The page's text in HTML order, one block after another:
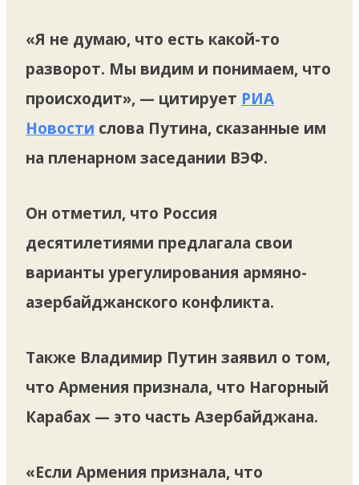
«Я не думаю, что есть какой-то
разворот. Мы видим и понимаем, что
происходит», — цитирует РИА
Новости слова Путина, сказанные им
на пленарном заседании ВЭФ.
Он отметил, что Россия
десятилетиями предлагала свои
варианты урегулирования армяно-
азербайджанского конфликта.
Также Владимир Путин заявил о том,
что Армения признала, что Нагорный
Карабах — это часть Азербайджана.
«Если Армения признала, что